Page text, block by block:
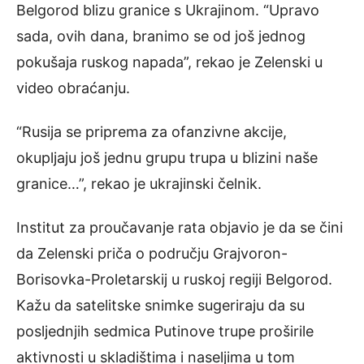
Belgorod blizu granice s Ukrajinom. “Upravo
sada, ovih dana, branimo se od još jednog
pokušaja ruskog napada”, rekao je Zelenski u
video obraćanju.
“Rusija se priprema za ofanzivne akcije,
okupljaju još jednu grupu trupa u blizini naše
granice…”, rekao je ukrajinski čelnik.
Institut za proučavanje rata objavio je da se čini
da Zelenski priča o području Grajvoron-
Borisovka-Proletarskij u ruskoj regiji Belgorod.
Kažu da satelitske snimke sugeriraju da su
posljednjih sedmica Putinove trupe proširile
aktivnosti u skladištima i naseljima u tom